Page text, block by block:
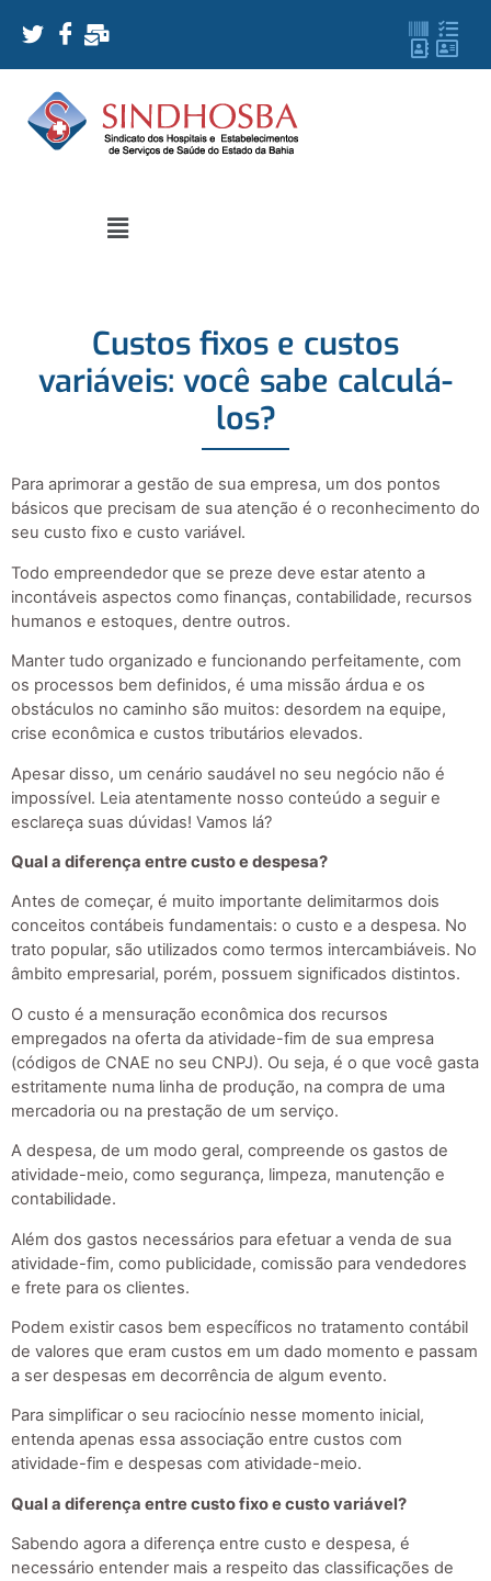
Custos fixos e custos
variáveis: você sabe calculá-
los?
Para aprimorar a gestão de sua empresa, um dos pontos
básicos que precisam de sua atenção é o reconhecimento do
seu custo fixo e custo variável.
Todo empreendedor que se preze deve estar atento a
incontáveis aspectos como finanças, contabilidade, recursos
humanos e estoques, dentre outros.
Manter tudo organizado e funcionando perfeitamente, com
os processos bem definidos, é uma missão árdua e os
obstáculos no caminho são muitos: desordem na equipe,
crise econômica e custos tributários elevados.
Apesar disso, um cenário saudável no seu negócio não é
impossível. Leia atentamente nosso conteúdo a seguir e
esclareça suas dúvidas! Vamos lá?
Qual a diferença entre custo e despesa?
Antes de começar, é muito importante delimitarmos dois
conceitos contábeis fundamentais: o custo e a despesa. No
trato popular, são utilizados como termos intercambiáveis. No
âmbito empresarial, porém, possuem significados distintos.
O custo é a mensuração econômica dos recursos
empregados na oferta da atividade-fim de sua empresa
(códigos de CNAE no seu CNPJ). Ou seja, é o que você gasta
estritamente numa linha de produção, na compra de uma
mercadoria ou na prestação de um serviço.
A despesa, de um modo geral, compreende os gastos de
atividade-meio, como segurança, limpeza, manutenção e
contabilidade.
Além dos gastos necessários para efetuar a venda de sua
atividade-fim, como publicidade, comissão para vendedores
e frete para os clientes.
Podem existir casos bem específicos no tratamento contábil
de valores que eram custos em um dado momento e passam
a ser despesas em decorrência de algum evento.
Para simplificar o seu raciocínio nesse momento inicial,
entenda apenas essa associação entre custos com
atividade-fim e despesas com atividade-meio.
Qual a diferença entre custo fixo e custo variável?
Sabendo agora a diferença entre custo e despesa, é
necessário entender mais a respeito das classificações de